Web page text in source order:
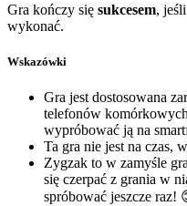
Gra kończy się sukcesem,
wykonać.
Wskazówki
Gra jest dostosowana
telefonów
wypróbować ją na
Ta gra nie jest na czas,
Zygzak to w zamyśle
się czerpać z grania w
spróbować jeszcze raz!